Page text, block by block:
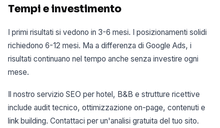
Tempi e investimento
I primi risultati si vedono in 3-6 mesi. I posizionamenti solidi
richiedono 6-12 mesi. Ma a differenza di Google Ads, i
risultati continuano nel tempo anche senza investire ogni
mese.
Il nostro servizio SEO per hotel, B&B e strutture ricettive
include audit tecnico, ottimizzazione on-page, contenuti e
link building. Contattaci per un'analisi gratuita del tuo sito.